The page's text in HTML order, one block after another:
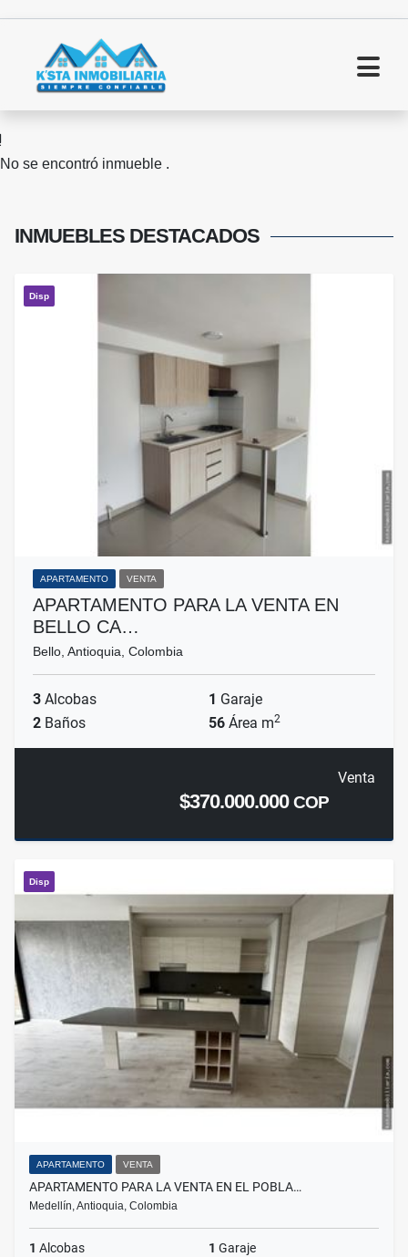
No se encontró inmueble .
INMUEBLES DESTACADOS
Disp
APARTAMENTO VENTA
APARTAMENTO PARA LA VENTA EN
BELLO CA…
Bello, Antioquia, Colombia
3 Alcobas 1 Garaje
2 Baños 56 Área m2
Venta
$370.000.000COP
Disp
APARTAMENTO VENTA
APARTAMENTO PARA LA VENTA EN EL POBLA…
Medellín, Antioquia, Colombia
1 Alcobas 1 Garaje